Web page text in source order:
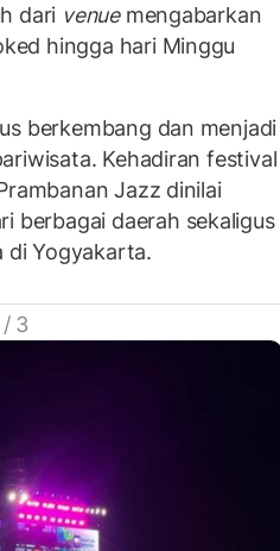
dari venuemengabarkan
hingga hari Minggu
berkembang dan menjadi
Kehadiran festival
Jazz dinilai
berbagai daerah sekaligus
di Yogyakarta.
3